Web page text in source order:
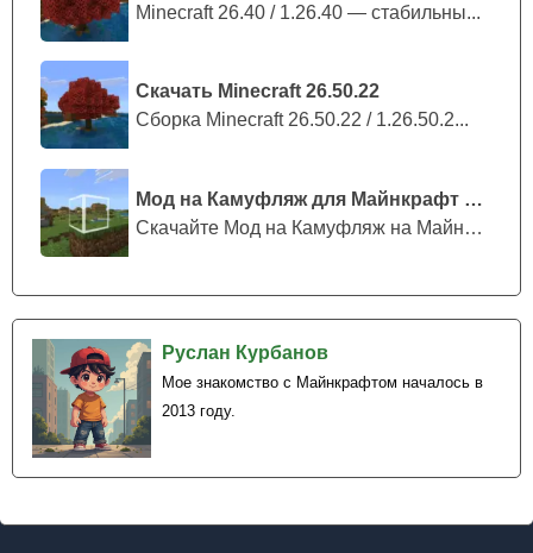
Minecraft 26.40 / 1.26.40 — стабильны...
Скачать Minecraft 26.50.22
Сборка Minecraft 26.50.22 / 1.26.50.2...
Мод на Камуфляж для Майнкрафт ПЕ
Скачайте Мод на Камуфляж на Майнкрафт...
Руслан Курбанов
Мое знакомство с Майнкрафтом началось в
2013 году.